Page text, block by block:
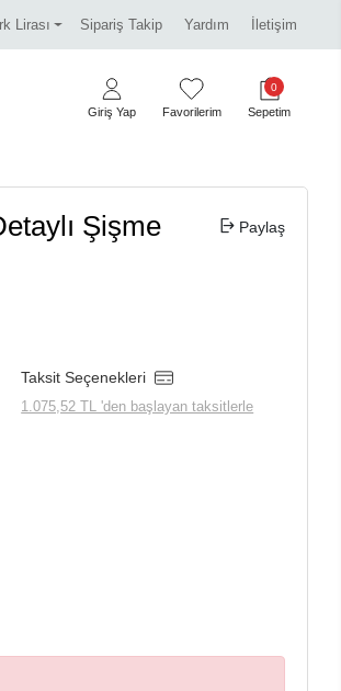
marka ürünlerde %30 indirim.
Lirası Sipariş Takip Yardım İletişim
Giriş Yap Favorilerim
0
Sepetim
Şişme
Paylaş
Taksit Seçenekleri
1.075,52 TL 'den başlayan taksitlerle